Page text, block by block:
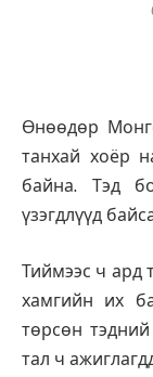
Өнөөдөр
танхай хоёр
байна. Тэд
үзэгдлүүд
Тиймээс ч ард
хамгийн их
төрсөн
тал ч